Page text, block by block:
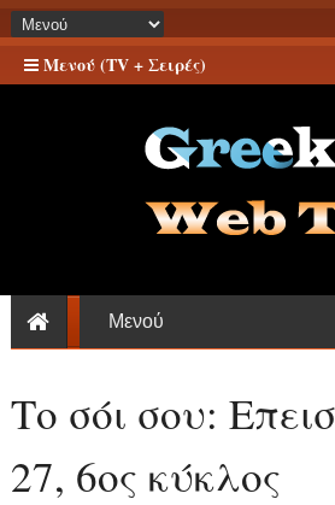
Μενού (TV + Σειρές)
Το σόι σου:
27, 6ος κύκλος